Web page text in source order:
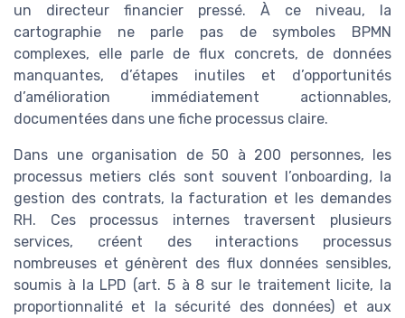
un directeur financier pressé. À ce niveau, la
cartographie ne parle pas de symboles BPMN
complexes, elle parle de flux concrets, de données
manquantes, d’étapes inutiles et d’opportunités
d’amélioration immédiatement actionnables,
documentées dans une fiche processus claire.
Dans une organisation de 50 à 200 personnes, les
processus metiers clés sont souvent l’onboarding, la
gestion des contrats, la facturation et les demandes
RH. Ces processus internes traversent plusieurs
services, créent des interactions processus
nombreuses et génèrent des flux données sensibles,
soumis à la LPD (art. 5 à 8 sur le traitement licite, la
proportionnalité et la sécurité des données) et aux